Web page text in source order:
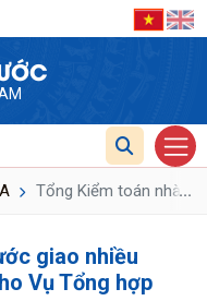
Tổng Kiểm toán nhà...
giao nhiều
Vụ Tổng hợp